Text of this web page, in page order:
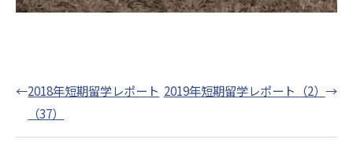
←2018年短期留学レポート
（37）
2019年短期留学レポート（2） →